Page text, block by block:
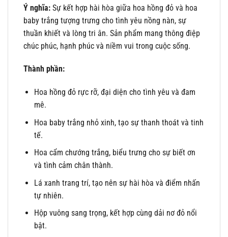
Ý nghĩa: Sự kết hợp hài hòa giữa hoa hồng đỏ và hoa
baby trắng tượng trưng cho tình yêu nồng nàn, sự
thuần khiết và lòng tri ân. Sản phẩm mang thông điệp
chúc phúc, hạnh phúc và niềm vui trong cuộc sống.
Thành phần:
Hoa hồng đỏ rực rỡ, đại diện cho tình yêu và đam
mê.
Hoa baby trắng nhỏ xinh, tạo sự thanh thoát và tinh
tế.
Hoa cẩm chướng trắng, biểu trưng cho sự biết ơn
và tình cảm chân thành.
Lá xanh trang trí, tạo nên sự hài hòa và điểm nhấn
tự nhiên.
Hộp vuông sang trọng, kết hợp cùng dải nơ đỏ nổi
bật.